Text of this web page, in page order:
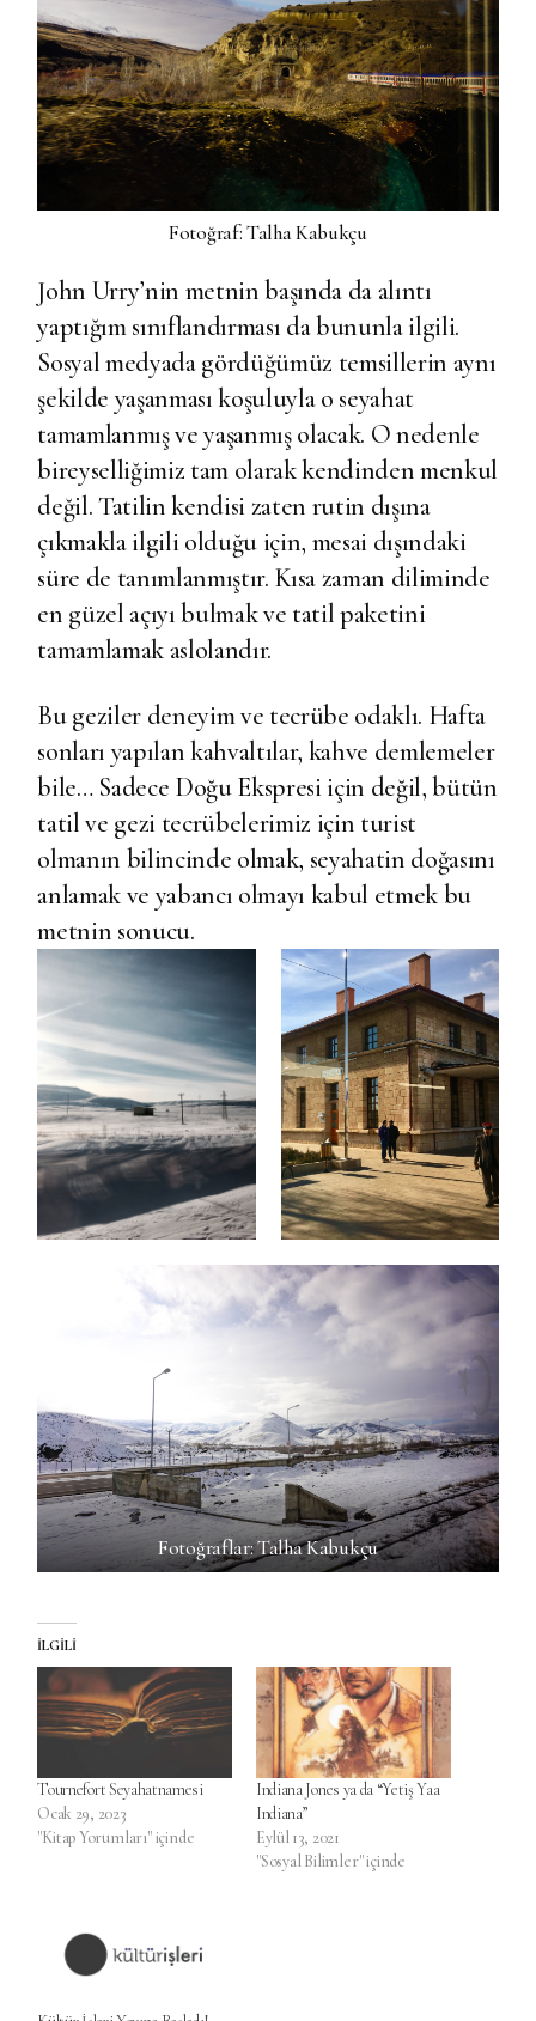
Fotoğraf: Talha Kabukçu
John Urry’nin metnin başında da alıntı
yaptığım sınıflandırması da bununla ilgili.
Sosyal medyada gördüğümüz temsillerin aynı
şekilde yaşanması koşuluyla o seyahat
tamamlanmış ve yaşanmış olacak. O nedenle
bireyselliğimiz tam olarak kendinden menkul
değil. Tatilin kendisi zaten rutin dışına
çıkmakla ilgili olduğu için, mesai dışındaki
süre de tanımlanmıştır. Kısa zaman diliminde
en güzel açıyı bulmak ve tatil paketini
tamamlamak aslolandır.
Bu geziler deneyim ve tecrübe odaklı. Hafta
sonları yapılan kahvaltılar, kahve demlemeler
bile… Sadece Doğu Ekspresi için değil, bütün
tatil ve gezi tecrübelerimiz için turist
olmanın bilincinde olmak, seyahatin doğasını
anlamak ve yabancı olmayı kabul etmek bu
metnin sonucu.
Fotoğraflar: Talha Kabukçu
İLGILI
Tournefort Seyahatnamesi
Ocak 29, 2023
"Kitap Yorumları" içinde
Indiana Jones ya da “Yetiş Yaa
Indiana”
Eylül 13, 2021
"Sosyal Bilimler" içinde